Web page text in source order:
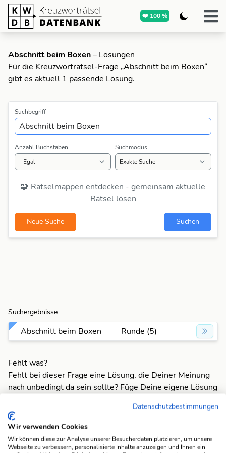
❤️ 100 %
Abschnitt beim Boxen– Lösungen
Für die Kreuzworträtsel-Frage „Abschnitt beim Boxen“
gibt es aktuell 1 passende Lösung.
Suchbegriff
Anzahl Buchstaben Suchmodus
🧩 Rätselmappen entdecken - gemeinsam aktuelle
Rätsel lösen
Neue Suche Suchen
Suchergebnisse
Abschnitt beim Boxen Runde (5)
Fehlt was?
Fehlt bei dieser Frage eine Lösung, die Deiner Meinung
nach unbedingt da sein sollte? Füge Deine eigene Lösung
Mach mit und registriere dich!
Suchfunktionen
Datenschutzbestimmungen
Wir verwenden Cookies
Wir können diese zur Analyse unserer Besucherdaten platzieren, um unsere
Webseite zu verbessern, personalisierte Inhalte anzuzeigen und Ihnen ein